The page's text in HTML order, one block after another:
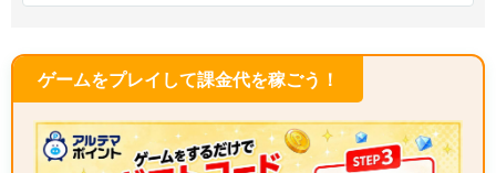
ゲームをプレイして課金代を稼ごう！